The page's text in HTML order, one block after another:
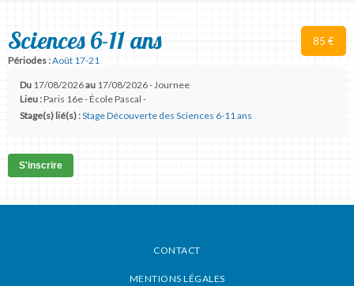
85 €
Sciences 6-11 ans
Périodes :Août 17-21
Du 17/08/2026au 17/08/2026 - Journee
Lieu :Paris 16e - École Pascal -
Stage(s) lié(s) :Stage Découverte des Sciences 6-11 ans
S'inscrire
CONTACT
MENTIONS LÉGALES